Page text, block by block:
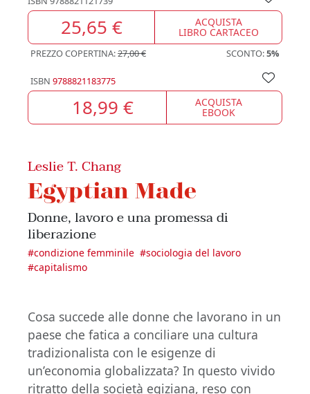
25,65 € ACQUISTA
LIBRO CARTACEO
PREZZO COPERTINA:27,00 € SCONTO:5%
ISBN 9788821183775
18,99 € ACQUISTA
EBOOK
Leslie T. Chang
Egyptian Made
Donne, lavoro e una promessa di
liberazione
#condizione femminile #sociologia del lavoro
#capitalismo
Cosa succede alle donne che lavorano in un
paese che fatica a conciliare una cultura
tradizionalista con le esigenze di
un’economia globalizzata? In questo vivido
ritratto della società egiziana, reso con